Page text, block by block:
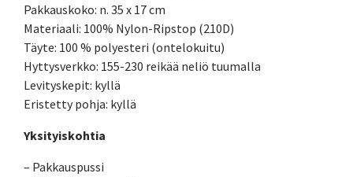
Pakkauskoko: n. 35 x 17 cm
Materiaali: 100% Nylon-Ripstop (210D)
Täyte: 100 % polyesteri (ontelokuitu)
Hyttysverkko: 155-230 reikää neliö tuumalla
Levityskepit: kyllä
Eristetty pohja: kyllä
Yksityiskohtia
– Pakkauspussi